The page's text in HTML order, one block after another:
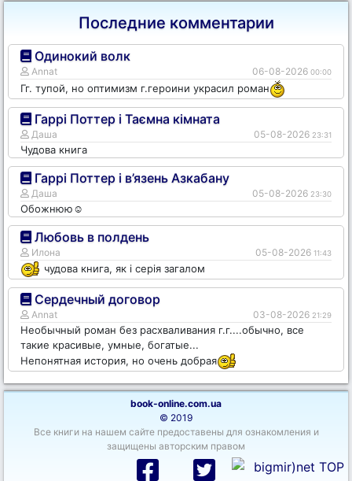
Последние комментарии
Одинокий волк
Annat 06-08-2026 00:00
Гг. тупой, но оптимизм г.героини украсил роман
Гаррі Поттер і Таємна кімната
Даша 05-08-2026 23:31
Чудова книга
Гаррі Поттер і в’язень Азкабану
Даша 05-08-2026 23:30
Обожнюю☺️
Любовь в полдень
Илона 05-08-2026 11:43
чудова книга, як і серія загалом
Сердечный договор
Annat 03-08-2026 21:29
Необычный роман без расхваливания г.г....обычно, все
такие красивые, умные, богатые...
Непонятная история, но очень добрая
book-online.com.ua
© 2019
Все книги на нашем сайте предоставены для ознакомления и
защищены авторским правом